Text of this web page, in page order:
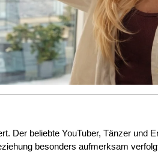
Der beliebte YouTuber, Tänzer und
besonders aufmerksam